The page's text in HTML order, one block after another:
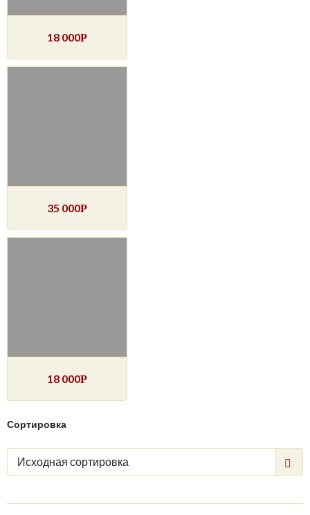
18 000Р
35 000Р
18 000Р
Сортировка
Исходная сортировка